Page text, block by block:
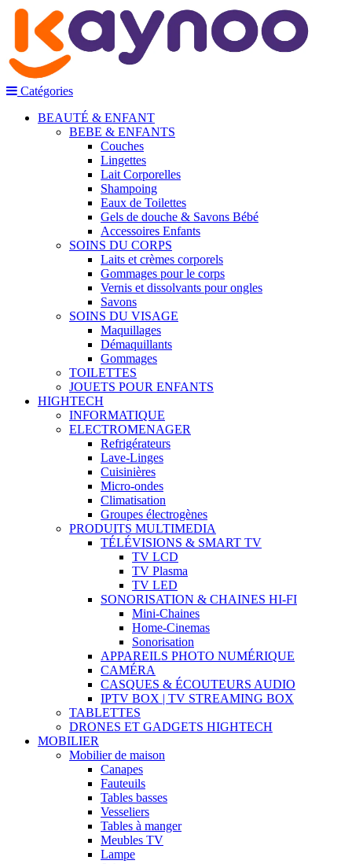
Catégories
BEAUTÉ & ENFANT
BEBE & ENFANTS
Couches
Lingettes
Lait Corporelles
Shampoing
Eaux de Toilettes
Gels de douche & Savons Bébé
Accessoires Enfants
SOINS DU CORPS
Laits et crèmes corporels
Gommages pour le corps
Vernis et dissolvants pour ongles
Savons
SOINS DU VISAGE
Maquillages
Démaquillants
Gommages
TOILETTES
JOUETS POUR ENFANTS
HIGHTECH
INFORMATIQUE
ELECTROMENAGER
Refrigérateurs
Lave-Linges
Cuisinières
Micro-ondes
Climatisation
Groupes électrogènes
PRODUITS MULTIMEDIA
TÉLÉVISIONS & SMART TV
TV LCD
TV Plasma
TV LED
SONORISATION & CHAINES HI-FI
Mini-Chaines
Home-Cinemas
Sonorisation
APPAREILS PHOTO NUMÉRIQUE
CAMÉRA
CASQUES & ÉCOUTEURS AUDIO
IPTV BOX | TV STREAMING BOX
TABLETTES
DRONES ET GADGETS HIGHTECH
MOBILIER
Mobilier de maison
Canapes
Fauteuils
Tables basses
Vesseliers
Tables à manger
Meubles TV
Lampe